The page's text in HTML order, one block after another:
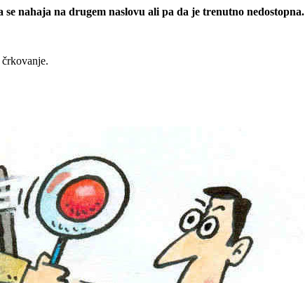
nahaja na drugem naslovu ali pa da je trenutno nedostopna.